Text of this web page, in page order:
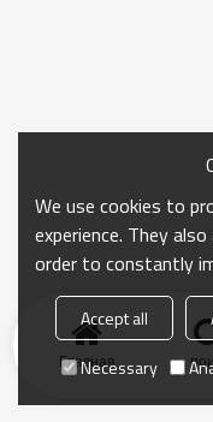
Главная
We use cookies to
experience. They
order to constantly
Accept all
Necessary